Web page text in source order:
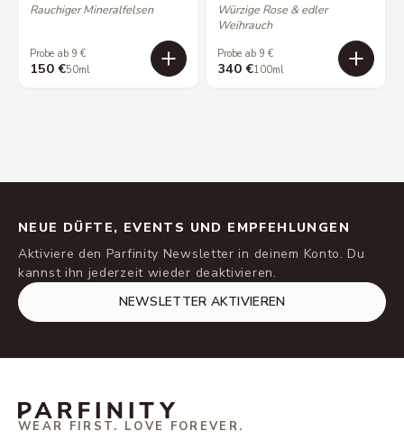
Rauchiger Mineralfelsen
Probe ab 9 €
150 €50ml
Würzige Rose & edler
Weihrauch
Probe ab 9 €
340 €100ml
NEUE DÜFTE, EVENTS UND EMPFEHLUNGEN
Aktiviere den Parfinity Newsletter in deinem Konto. Du
kannst ihn jederzeit wieder deaktivieren.
NEWSLETTER AKTIVIEREN
WEAR FIRST. LOVE FOREVER.